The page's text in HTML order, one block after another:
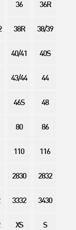
36 36R
38R 38/39
40/41 40S
43/44 44
46S 48
80 86
110 116
2830 2832
3332 3430
XS S